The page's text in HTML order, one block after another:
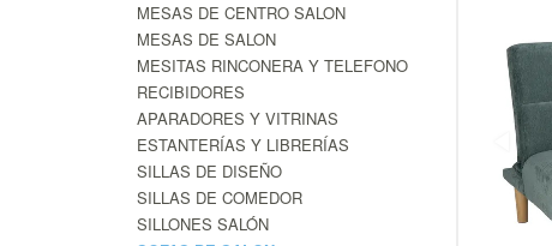
MESAS DE CENTRO SALON
MESAS DE SALON
MESITAS RINCONERA Y TELEFONO
RECIBIDORES
APARADORES Y VITRINAS
ESTANTERÍAS Y LIBRERÍAS
SILLAS DE DISEÑO
SILLAS DE COMEDOR
SILLONES SALÓN